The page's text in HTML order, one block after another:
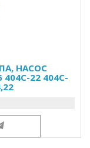
НАСОС
22 404C-